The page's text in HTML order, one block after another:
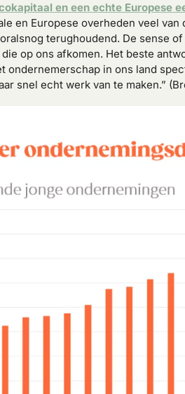
en een echte Europese
en Europese overheden veel van
terughoudend. De sense
op ons afkomen. Het beste
ondernemerschap in ons land
snel echt werk van te maken.”